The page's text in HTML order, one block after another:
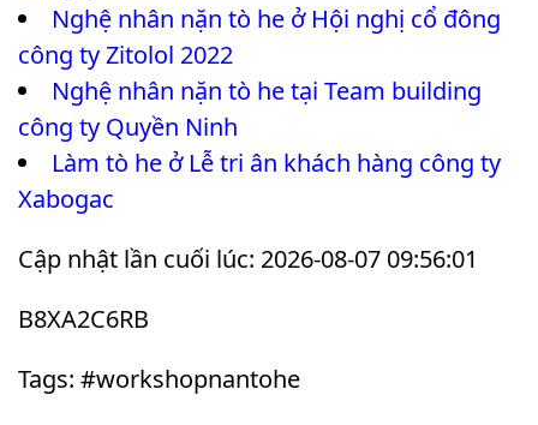
Nghệ nhân nặn tò he ở Hội nghị cổ đông
công ty Zitolol 2022
Nghệ nhân nặn tò he tại Team building
công ty Quyền Ninh
Làm tò he ở Lễ tri ân khách hàng công ty
Xabogac
Cập nhật lần cuối lúc: 2026-08-07 09:56:01
B8XA2C6RB
Tags: #workshopnantohe